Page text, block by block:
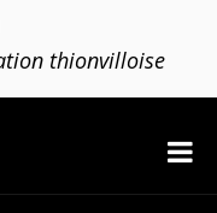
thionvilloise